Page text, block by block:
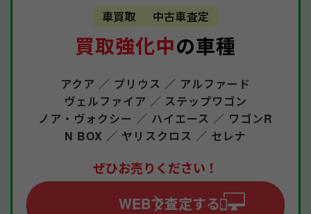
車買取 中古車査定
買取強化中の車種
アクア ／ プリウス ／ アルファード
ヴェルファイア ／ ステップワゴン
ノア・ヴォクシー ／ ハイエース ／ ワゴンR
N BOX ／ ヤリスクロス ／ セレナ
ぜひお売りください！
WEBで査定する